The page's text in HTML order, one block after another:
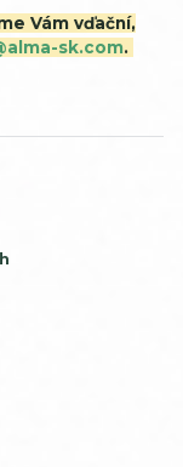
Vám vďační,
sk.com.